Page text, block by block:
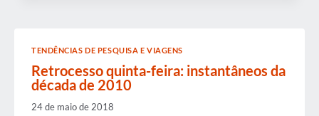
TENDÊNCIAS DE PESQUISA E VIAGENS
Retrocesso quinta-feira: instantâneos da
década de 2010
24 de maio de 2018